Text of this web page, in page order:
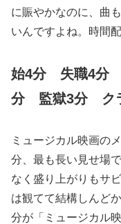
に賑やかなのに、曲
いんですよね。時間
始4分 失職4分
分 監獄3分 ク
ミュージカル映画の
分、最も長い見せ場
なく盛り上がりもサ
は観てて結構しんど
分が「ミュージカル